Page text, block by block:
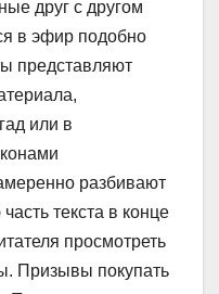
друг с другом
в эфир подобно
представляют
или в
разбивают
текста в конце
просмотреть
Призывы покупать